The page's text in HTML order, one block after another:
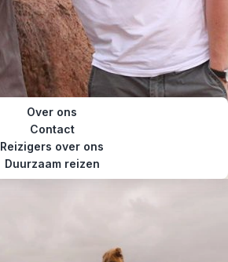
Over ons
Contact
Reizigers over ons
Duurzaam reizen